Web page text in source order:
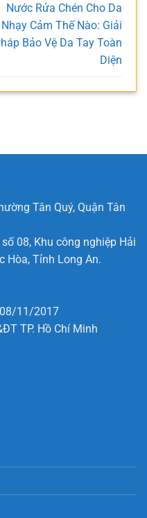
Nước Rửa Chén Cho Da
Nhạy Cảm Thế Nào: Giải
Bảo Vệ Da Tay Toàn
Diện
Tân Quý, Quận Tân
08, Khu công nghiệp Hải
Hòa, Tỉnh Long An.
11/2017
TP. Hồ Chí Minh